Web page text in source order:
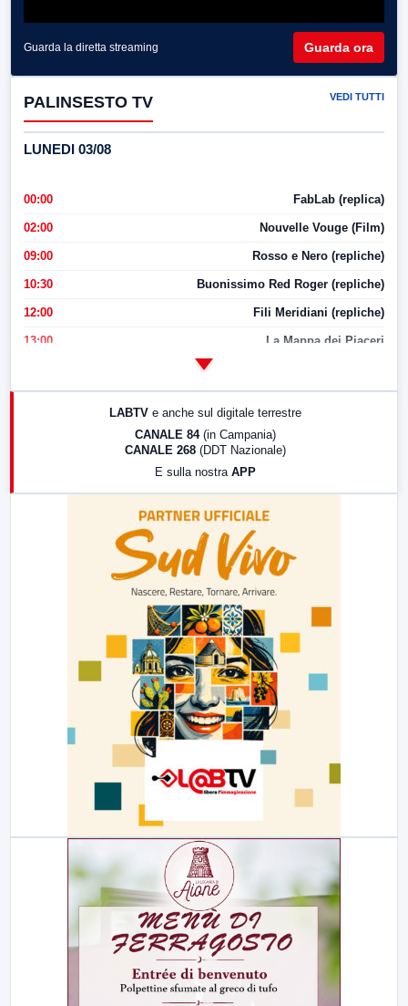
Guarda la diretta streaming Guarda ora
PALINSESTO TV VEDI TUTTI
LUNEDI 03/08
00:00 FabLab (replica)
02:00 Nouvelle Vouge (Film)
09:00 Rosso e Nero (repliche)
10:30 Buonissimo Red Roger (repliche)
12:00 Fili Meridiani (repliche)
13:00 La Mappa dei Piaceri
LABTV e anche sul digitale terrestre
CANALE 84 (in Campania)
CANALE 268 (DDT Nazionale)
E sulla nostra APP